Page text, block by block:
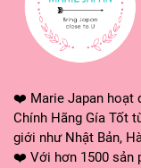
“Mùi cũng bình thường
rít rít giống mấy loại
để xài hàng ngày được
thành”
❤️ Marie Japan hoạt
Chính Hãng Gía Tốt
giới như Nhật Bản,
❤️ Với hơn 1500 sản